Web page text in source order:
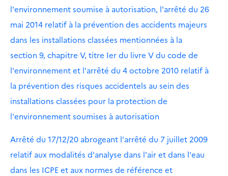
l'environnement soumise à autorisation, l'arrêté du 26
mai 2014 relatif à la prévention des accidents majeurs
dans les installations classées mentionnées à la
section 9, chapitre V, titre Ier du livre V du code de
l'environnement et l'arrêté du 4 octobre 2010 relatif à
la prévention des risques accidentels au sein des
installations classées pour la protection de
l'environnement soumises à autorisation
Arrêté du 17/12/20 abrogeant l'arrêté du 7 juillet 2009
relatif aux modalités d'analyse dans l'air et dans l'eau
dans les ICPE et aux normes de référence et